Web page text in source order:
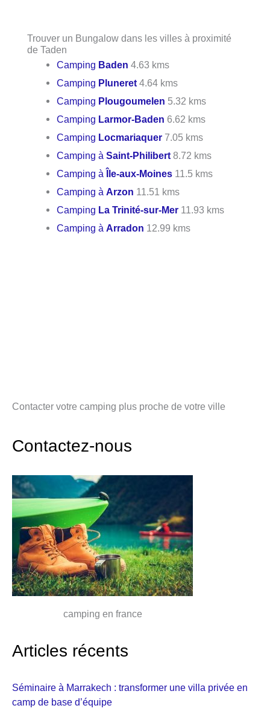
Trouver un Bungalow dans les villes à proximité
de Taden
Camping Baden 4.63 kms
Camping Pluneret 4.64 kms
Camping Plougoumelen 5.32 kms
Camping Larmor-Baden 6.62 kms
Camping Locmariaquer 7.05 kms
Camping àSaint-Philibert 8.72 kms
Camping à Île-aux-Moines 11.5 kms
Camping à Arzon 11.51 kms
Camping La Trinité-sur-Mer 11.93 kms
Camping à Arradon 12.99 kms
Contacter votre camping plus proche de votre ville
Contactez-nous
camping en france
Articles récents
Séminaire à Marrakech : transformer une villa privée en
camp de base d’équipe